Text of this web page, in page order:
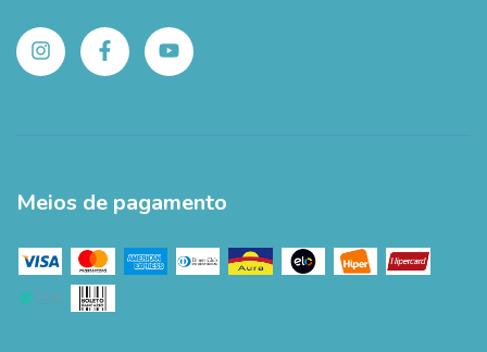
Meios de pagamento